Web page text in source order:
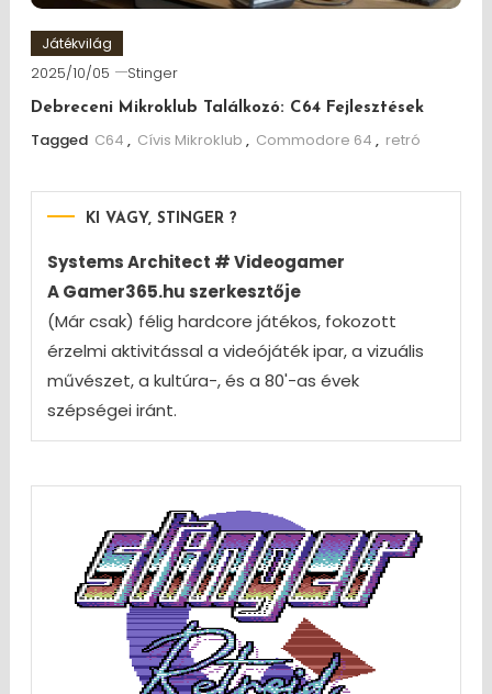
Játékvilág
2025/10/05 Stinger
Debreceni Mikroklub Találkozó: C64 Fejlesztések
Tagged C64 , Cívis Mikroklub , Commodore 64 , retró
KI VAGY, STINGER ?
Systems Architect # Videogamer
A Gamer365.hu szerkesztője
(Már csak) félig hardcore játékos, fokozott
érzelmi aktivitással a videójáték ipar, a vizuális
művészet, a kultúra-, és a 80'-as évek
szépségei iránt.